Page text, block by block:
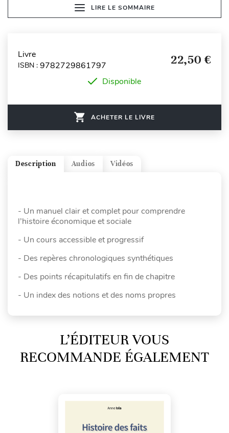
LIRE LE SOMMAIRE
Livre
ISBN : 9782729861797 22,50 €
Disponible
ACHETER LE LIVRE
Vidéos
Audios
Description
- Un manuel clair et complet pour comprendre
l’histoire économique et sociale
- Un cours accessible et progressif
- Des repères chronologiques synthétiques
- Des points récapitulatifs en fin de chapitre
- Un index des notions et des noms propres
L’ÉDITEUR VOUS
RECOMMANDE ÉGALEMENT